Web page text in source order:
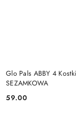
Glo Pals ABBY 4
SEZAMKOWA
Cena:
59.00